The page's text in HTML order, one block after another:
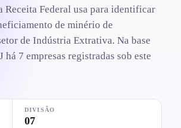
Receita Federal usa para identificar
de minério de
de Indústria Extrativa. Na base
7 empresas registradas sob este
DIVISÃO
07